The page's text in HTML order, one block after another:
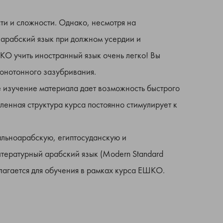
и сложности. Однако, несмотря на
язык при должном усердии и
учить иностранный язык очень легко! Вы
зазубривания.
материала дает возможность быстрого
структура курса постоянно стимулирует к
египтосуданскую и
арабский язык (Modern Standard
для обучения в рамках курса ЕШКО.